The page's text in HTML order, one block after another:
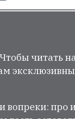
читать
про